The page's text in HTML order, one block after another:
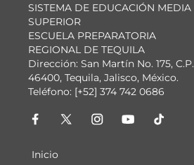
SISTEMA DE EDUCACIÓN MEDIA
SUPERIOR
ESCUELA PREPARATORIA
REGIONAL DE TEQUILA
Dirección: San Martín No. 175, C.P.
46400, Tequila, Jalisco, México.
Teléfono: [+52] 374 742 0686
Inicio